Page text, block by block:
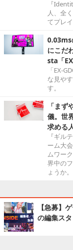
『
人、全
てプレ
0.03ms
にこだ
sta「
「EX-
な見や
す。
「ま
儀。世
求める
『ギル
ーム大
ムワー
界中の
ょうか。
【急募】
の編集ス